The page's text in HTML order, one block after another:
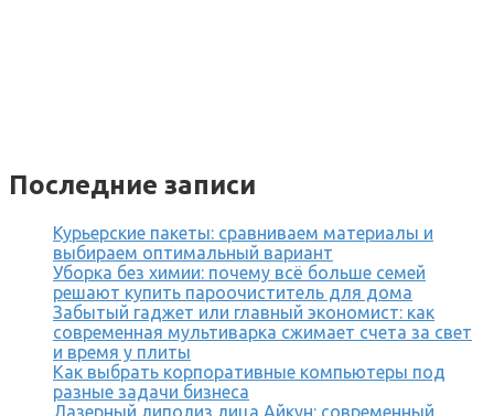
Последние записи
Курьерские пакеты: сравниваем материалы и
выбираем оптимальный вариант
Уборка без химии: почему всё больше семей
решают купить пароочиститель для дома
Забытый гаджет или главный экономист: как
современная мультиварка сжимает счета за свет
и время у плиты
Как выбрать корпоративные компьютеры под
разные задачи бизнеса
Лазерный липолиз лица Айкун: современный